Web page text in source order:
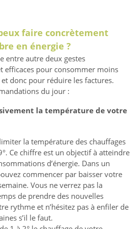
faire concrètement
en énergie ?
entre autre deux gestes
efficaces pour consommer moins
donc pour réduire les factures.
du jour :
la température de votre
la température des chauffages
Ce chiffre est un objectif à atteindre
d’énergie. Dans un
commencer par baisser votre
Vous ne verrez pas la
de prendre des nouvelles
rythme et n’hésitez pas à enfiler de
s’il le faut.